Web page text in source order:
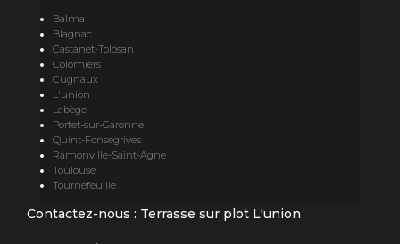
Balma
Blagnac
Castanet-Tolosan
Colomiers
Cugnaux
L'union
Labège
Portet-sur-Garonne
Quint-Fonsegrives
Ramonville-Saint-Agne
Toulouse
Tournefeuille
Contactez-nous : Terrasse sur plot L'union